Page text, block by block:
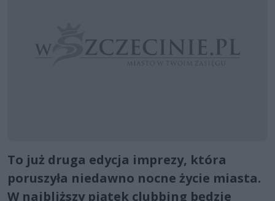
To już druga edycja imprezy, która
poruszyła niedawno nocne życie miasta.
W najbliższy piątek clubbing będzie